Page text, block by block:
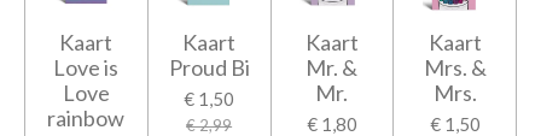
Kaart
Love is
Love
rainbow
Kaart
Proud Bi
€ 1,50
€ 2,99
Kaart
Mr. &
Mr.
€ 1,80
Kaart
Mrs. &
Mrs.
€ 1,50